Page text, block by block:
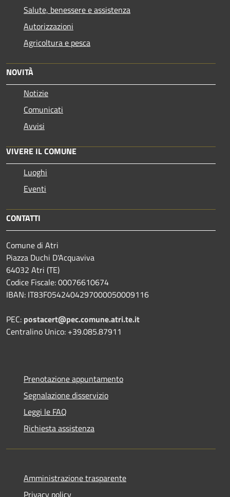
Salute, benessere e assistenza
Autorizzazioni
Agricoltura e pesca
NOVITÀ
Notizie
Comunicati
Avvisi
VIVERE IL COMUNE
Luoghi
Eventi
CONTATTI
Comune di Atri
Piazza Duchi D'Acquaviva
64032 Atri (TE)
Codice Fiscale: 00076610674
IBAN: IT83F0542404297000050009116
PEC: postacert@pec.comune.atri.te.it
Centralino Unico: +39.085.87911
Prenotazione appuntamento
Segnalazione disservizio
Leggi le FAQ
Richiesta assistenza
Amministrazione trasparente
Privacy policy